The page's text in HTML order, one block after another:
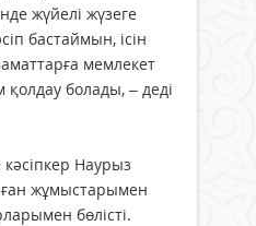
жүйелі жүзеге
бастаймын, ісін
мемлекет
болады, – деді
Наурыз
жұмыстарымен
бөлісті.